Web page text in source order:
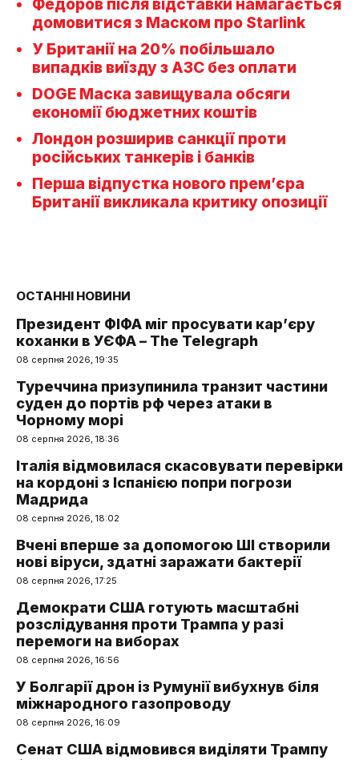
Федоров після відставки намагається
домовитися з Маском про Starlink
У Британії на 20% побільшало
випадків виїзду з АЗС без оплати
DOGE Маска завищувала обсяги
економії бюджетних коштів
Лондон розширив санкції проти
російських танкерів і банків
Перша відпустка нового прем’єра
Британії викликала критику опозиції
ОСТАННІ НОВИНИ
Президент ФІФА міг просувати кар’єру
коханки в УЄФА – The Telegraph
08 серпня 2026, 19:35
Туреччина призупинила транзит частини
суден до портів рф через атаки в
Чорному морі
08 серпня 2026, 18:36
Італія відмовилася скасовувати перевірки
на кордоні з Іспанією попри погрози
Мадрида
08 серпня 2026, 18:02
Вчені вперше за допомогою ШІ створили
нові віруси, здатні заражати бактерії
08 серпня 2026, 17:25
Демократи США готують масштабні
розслідування проти Трампа у разі
перемоги на виборах
08 серпня 2026, 16:56
У Болгарії дрон із Румунії вибухнув біля
міжнародного газопроводу
08 серпня 2026, 16:09
Сенат США відмовився виділяти Трампу